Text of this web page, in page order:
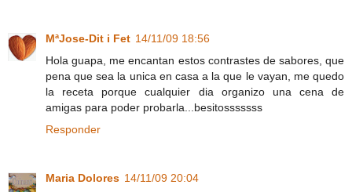
MªJose-Dit i Fet 14/11/09 18:56
Hola guapa, me encantan estos contrastes de sabores, que
pena que sea la unica en casa a la que le vayan, me quedo
la receta porque cualquier dia organizo una cena de
amigas para poder probarla...besitosssssss
Responder
Maria Dolores 14/11/09 20:04